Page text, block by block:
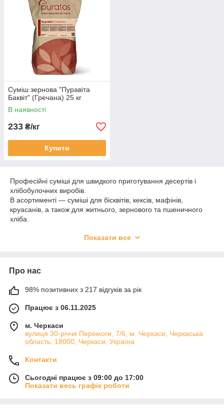
Суміш зернова "Пуравіта
Баквіт" (Гречана) 25 кг
В наявності
233 ₴/кг
Купити
Професійні суміші для швидкого приготування десертів і
хлібобулочних виробів.
В асортименті — суміші для бісквітів, кексів, мафінів,
круасанів, а також для житнього, зернового та пшеничного
хліба.
якість, однорідність тіста й приємний аромат випічки.
Показати все
Про нас
98% позитивних з 217 відгуків за рік
Працює з 06.11.2025
м. Черкаси
вулиця 30-річчя Перемоги, 7/6, м. Черкаси, Черкаська
область, 18000, Черкаси, Україна
Контакти
Сьогодні працює з 09:00 до 17:00
Показати весь графік роботи